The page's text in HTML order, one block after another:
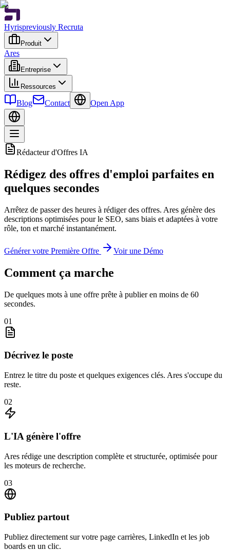
Hyrispreviously Recruta
Produit
Ares
Entreprise
Ressources
Blog Contact Open App
Rédacteur d'Offres IA
Rédigez des offres d'emploi parfaites en
quelques secondes
Arrêtez de passer des heures à rédiger des offres. Ares génère des
descriptions optimisées pour le SEO, sans biais et adaptées à votre
rôle, ton et marché instantanément.
Générer votre Première Offre Voir une Démo
Comment ça marche
De quelques mots à une offre prête à publier en moins de 60
secondes.
01
Décrivez le poste
Entrez le titre du poste et quelques exigences clés. Ares s'occupe du
reste.
02
L'IA génère l'offre
Ares rédige une description complète et structurée, optimisée pour
les moteurs de recherche.
03
Publiez partout
Publiez directement sur votre page carrières, LinkedIn et les job
boards en un clic.